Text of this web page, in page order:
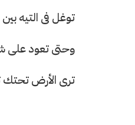
توغل فى التيه
وحتى تعود على
ترى الأرض تحتك